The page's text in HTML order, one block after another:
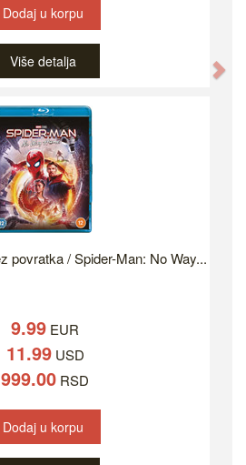
Dodaj u korpu
Više detalja
povratka / Spider-Man: No Way...
9.99 EUR
11.99USD
999.00 RSD
Dodaj u korpu